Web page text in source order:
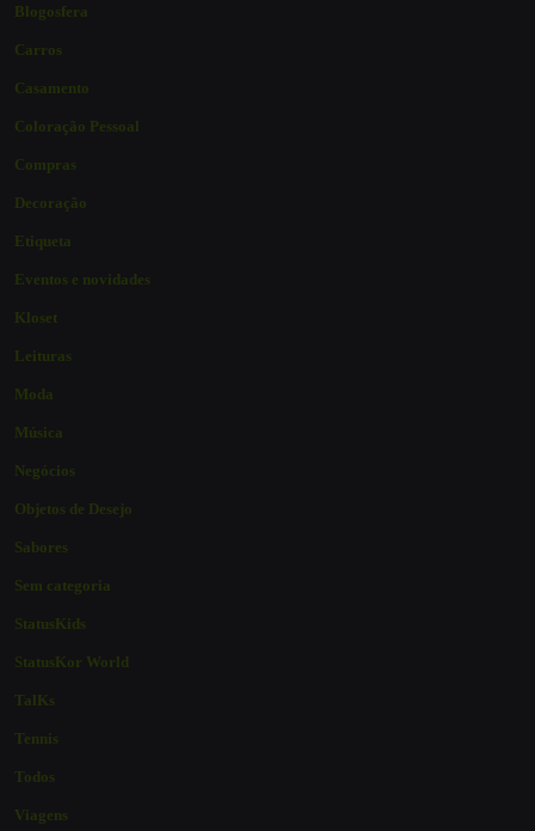
Blogosfera
Carros
Casamento
Coloração Pessoal
Compras
Decoração
Etiqueta
Eventos e novidades
Kloset
Leituras
Moda
Música
Negócios
Objetos de Desejo
Sabores
Sem categoria
StatusKids
StatusKor World
TalKs
Tennis
Todos
Viagens